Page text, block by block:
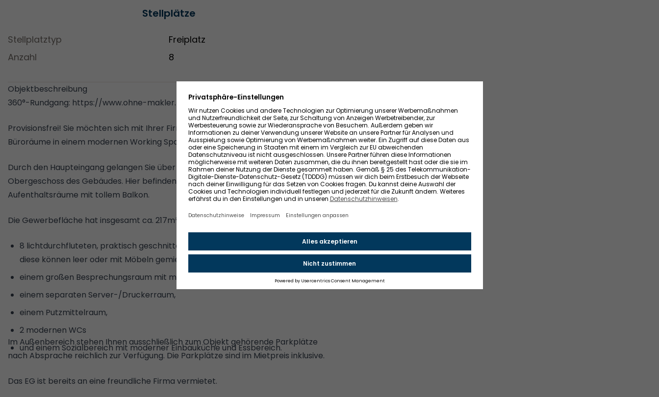
Stellplätze
Stellplatztyp
Freiplatz
Anzahl
8
Objektbeschreibung
360°-Rundgang: https://www.ohne-makler.net/panorama/283826/
Provisionsfrei! Sie möchten sich mit Ihrer Firma vergrößern oder einzelne
Büroräume in einem modernen Working Space mieten?
Durch den Haupteingang gelangen Sie über die Treppe in das lichtdurchflutete
Obergeschoss des Gebäudes. Hier befinden sich die zu vermietenden Büro- und
Aufenthaltsräume mit tollem Balkon.
Die Gewerbefläche hat insgesamt ca. 217m² mit
8 lichtdurchfluteten, praktisch geschnittenen Büros (Fläche von 10 bis 27m²),
diese können leer oder mit Möbeln gemietet werden.
einem großen Besprechungsraum mit modernster Technik, voll eingerichtet,
einem separaten Server-/Druckerraum,
einem Putzmittelraum,
2 modernen WCs
und einem Sozialbereich mit moderner Einbauküche und Essbereich.
Im Außenbereich stehen Ihnen ausschließlich zum Objekt gehörende Parkplätze
nach Absprache reichlich zur Verfügung. Die Parkplätze sind im Mietpreis inklusive.
Das EG ist bereits an eine freundliche Firma vermietet.